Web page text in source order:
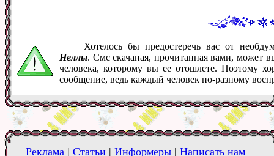
Хотелось бы предостеречь вас от
Неллы. Смс скачаная, прочитанная вами, может
человека, которому вы ее отошлете. Поэтому
сообщение, ведь каждый человек по-разному
Реклама | Статьи | Информеры | Написать нам